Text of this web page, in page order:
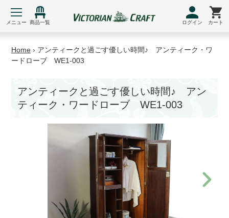
メニュー 商品一覧 ログイン カート
Home › アンティークと過ごす優しい時間♪ アンティーク・ワ
ードローブ WE1-003
アンティークと過ごす優しい時間♪ アン
ティーク・ワードローブ WE1-003